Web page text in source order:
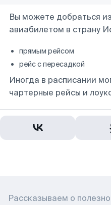
Вы можете добраться
авиабилетом в страну
прямым рейсом
рейс с пересадкой
Иногда в расписании
чартерные рейсы и
Рассказываем о